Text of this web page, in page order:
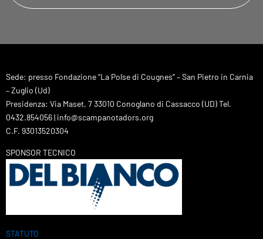
Sede: presso Fondazione “La Polse di Cougnes” – San Pietro in Carnia
– Zuglio (Ud)
Presidenza: Via Maset, 7 33010 Conoglano di Cassacco (UD) Tel.
0432.854056 | info@scampanotadors.org
C.F. 93013520304
SPONSOR TECNICO
STATUTO